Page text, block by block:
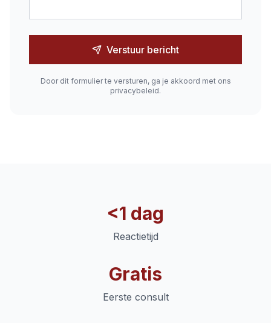
Verstuur bericht
Door dit formulier te versturen, ga je akkoord met ons
privacybeleid.
<1 dag
Reactietijd
Gratis
Eerste consult